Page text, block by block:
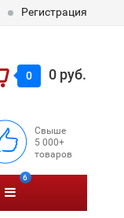
Регистрация
0 0 руб.
Свыше
5 000+
товаров
6